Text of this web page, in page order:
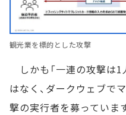
観光業を標的とした攻撃
しかも「一連の攻撃は
はなく、ダークウェブで
撃の実行者を募っていま